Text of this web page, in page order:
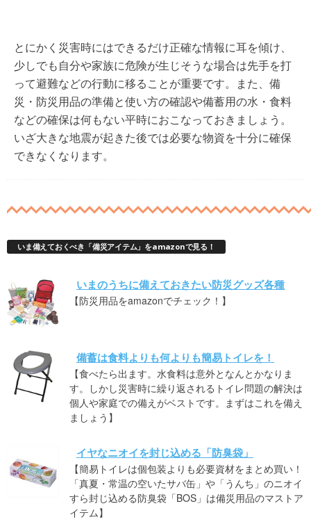
とにかく災害時にはできるだけ正確な情報に耳を傾け、
少しでも自分や家族に危険が生じそうな場合は先手を打
って避難などの行動に移ることが重要です。また、備
災・防災用品の準備と使い方の確認や備蓄用の水・食料
などの確保は何もない平時におこなっておきましょう。
いざ大きな地震が起きた後では必要な物資を十分に確保
できなくなります。
いま備えておくべき「備災アイテム」をamazonで見る！
いまのうちに備えておきたい防災グッズ各種
【防災用品をamazonでチェック！】
備蓄は食料よりも何よりも簡易トイレを！
【食べたら出ます。水食料は意外となんとかなりま
す。しかし災害時に繰り返されるトイレ問題の解決は
個人や家庭での備えがベストです。まずはこれを備え
ましょう】
イヤなニオイを封じ込める「防臭袋」
【簡易トイレは個包装よりも必要資材をまとめ買い！
「真夏・常温の空いたサバ缶」や「うんち」のニオイ
すら封じ込める防臭袋「BOS」は備災用品のマストア
イテム】